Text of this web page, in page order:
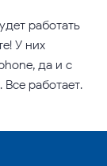
работать
У них
да и с
работает.